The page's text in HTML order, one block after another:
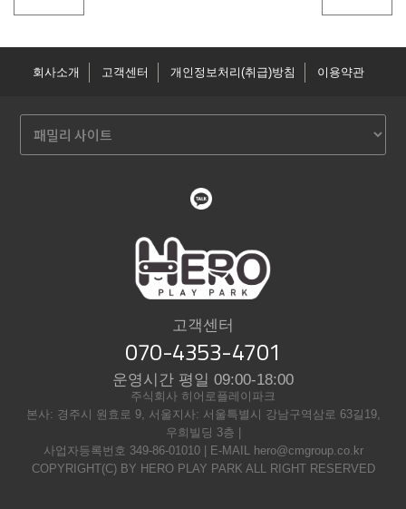
회사소개 고객센터 개인정보처리(취급)방침 이용약관
고객센터
070-4353-4701
운영시간 평일 09:00-18:00
주식회사 히어로플레이파크
본사: 경주시 원효로 9, 서울지사: 서울특별시 강남구역삼로 63길19,
우희빌딩 3층 |
사업자등록번호 349-86-01010 | E-MAIL hero@cmgroup.co.kr
COPYRIGHT(C) BY HERO PLAY PARK ALL RIGHT RESERVED